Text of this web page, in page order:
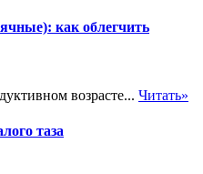
как облегчить
возрасте... Читать»
таза